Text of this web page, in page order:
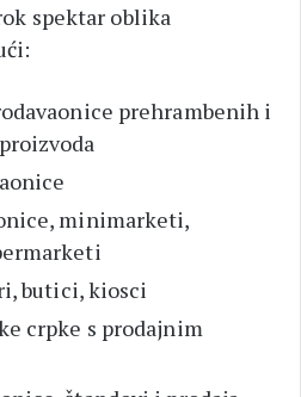
spektar oblika
prehrambenih i
minimarketi,
butici, kiosci
crpke s prodajnim